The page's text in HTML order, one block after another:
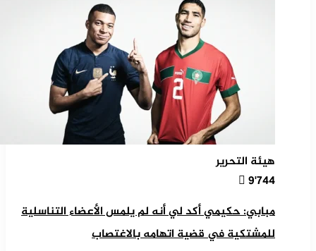
هيئة التحرير
9٬744
مبابي: حكيمي أكد لي أنه لم يلمس الأعضاء التناسلية
للمشتكية في قضية اتهامه بالاغتصاب